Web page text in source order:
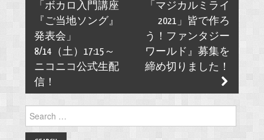
「ボカロ入門講座
『ご当地ソング』
発表会」
8/14（土）17:15～
ニコニコ公式生配
信！
「マジカルミライ
2021」皆で作ろ
う！ファンタジー
ワールド』募集を
締め切りました！
for: